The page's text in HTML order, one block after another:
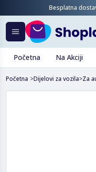
Besplatna
Početna Na Akciji
Početna >Dijelovi za vozila>Za